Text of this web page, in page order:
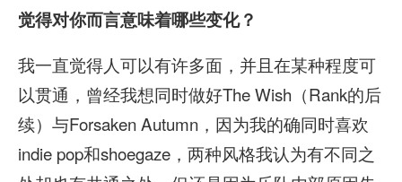
觉得对你而言意味着哪些变化？
我一直觉得人可以有许多面，并且在某种程度可
以贯通，曾经我想同时做好The Wish（Rank的后
续）与Forsaken Autumn，因为我的确同时喜欢
indie pop和shoegaze，两种风格我认为有不同之